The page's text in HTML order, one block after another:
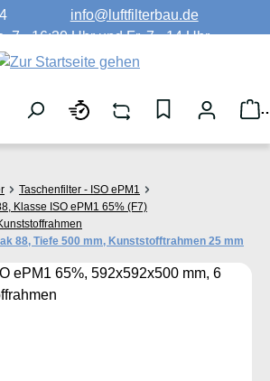
info@luftfilterbau.de
7 - 16:30 Uhr und Fr. 7 - 14 Uhr
Taschenfilter - ISO ePM1
Klasse ISO ePM1 65% (F7)
88, Tiefe 500 mm, Kunststofftrahmen 25 mm